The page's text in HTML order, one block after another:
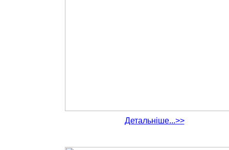
Детальніше...>>